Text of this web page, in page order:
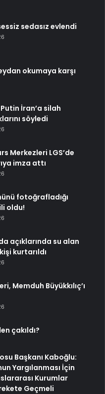
sedasız evlendi
okumaya karşı
İran’a silah
söyledi
Merkezleri LGS’de
imza attı
fotoğrafladığı
oldu!
açıklarında su alan
kurtarıldı
Memduh Büyükkılıç’ı
çakıldı?
Başkanı Kaboğlu:
Yargılanması İçin
Kurumlar
Geçmeli